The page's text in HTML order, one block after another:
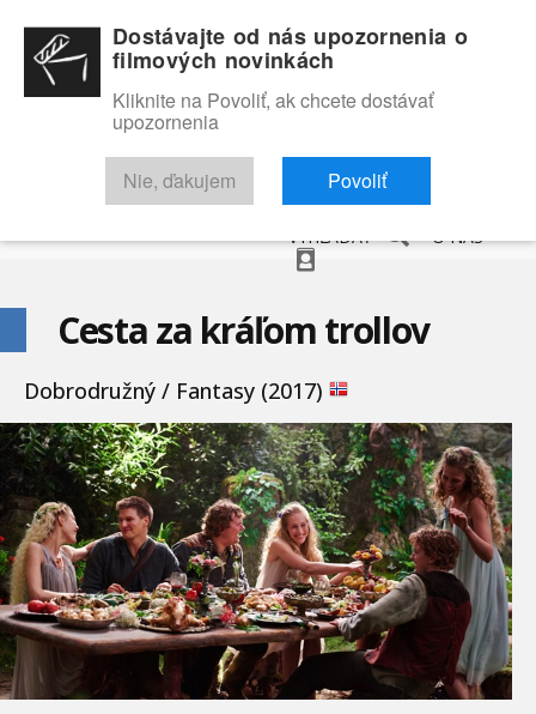
RECENZIE TRAILERY FILMOVÁ DATABÁZA
VYHĽADAŤ O NÁS
Cesta za kráľom trollov
Dobrodružný / Fantasy (2017)
Dostávajte od nás upozornenia o
filmových novinkách
Kliknite na Povoliť, ak chcete dostávať
upozornenia
Nie, ďakujem Povoliť